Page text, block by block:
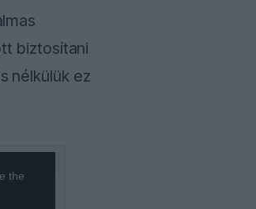
biztosítani
nélkülük ez
the